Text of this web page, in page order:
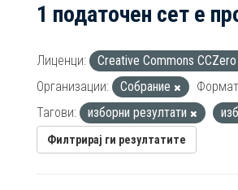
1 податочен сет е
Лиценци:
Creative Commons CCZero
Организации:
Собрание
Тагови:
изборни резултати
Филтрирај ги резултатите